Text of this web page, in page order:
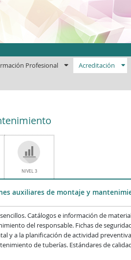
Profesional Acreditación
NIVEL 3
auxiliares de montaje y
Catálogos e información de
del responsable. Fichas de
y a la planificación de actividad
de tuberías. Estándares de